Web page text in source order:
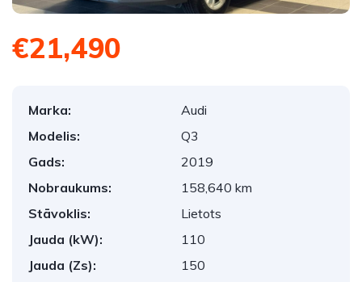
€21,490
Marka:
Audi
Modelis:
Q3
Gads:
2019
Nobraukums:
158,640 km
Stāvoklis:
Lietots
Jauda (kW):
110
Jauda (Zs):
150